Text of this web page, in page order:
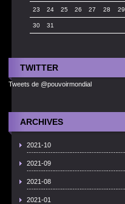
23 24 25 26 27 28 29
30 31
TWITTER
Tweets de @pouvoirmondial
ARCHIVES
2021-10
2021-09
2021-08
2021-01